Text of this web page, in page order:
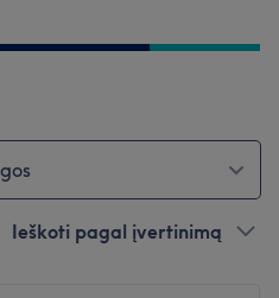
Ieškoti pagal įvertinimą